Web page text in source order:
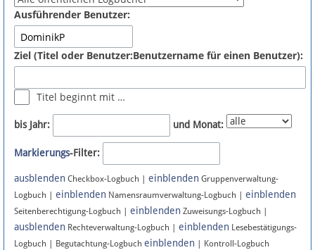
Fehler melden
Newsletter
Bluesky
Facebook
Instagram
Ausführender Benutzer:
Ziel (Titel oder Benutzer:Benutzername für einen Benutzer):
Titel beginnt mit …
bis Jahr: und Monat:
Markierungs-Filter:
ausblenden Checkbox-Logbuch | einblenden Gruppenverwaltung-
Logbuch | einblenden Namensraumverwaltung-Logbuch | einblenden
Seitenberechtigung-Logbuch | einblenden Zuweisungs-Logbuch |
ausblenden Rechteverwaltung-Logbuch | einblenden Lesebestätigungs-
Logbuch | Begutachtung-Logbuch einblenden | Kontroll-Logbuch